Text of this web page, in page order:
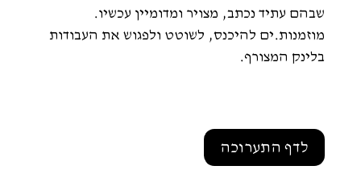
שבהם עתיד נכתב, מצויר ומדומיין עכשיו.
מוזמנות.ים להיכנס, לשוטט ולפגוש את העבודות
בלינק המצורף.
לדף התערוכה